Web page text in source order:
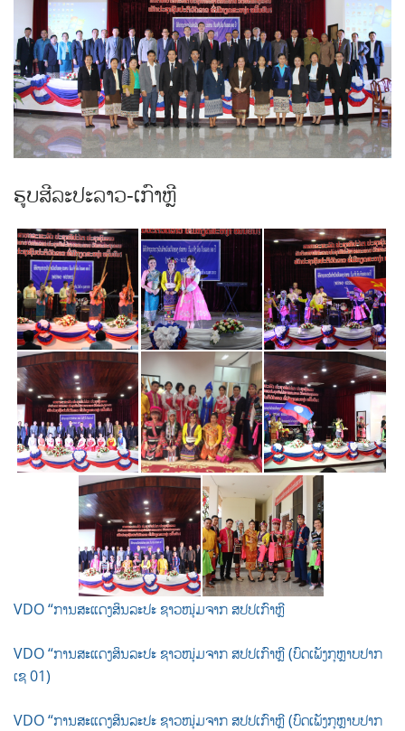
ຮູບສີລະປະລາວ-ເກົາຫຼີ
VDO “ການສະແດງສິນລະປະ ຊາວໜຸ່ມຈາກ ສປປເກົາຫຼີ
VDO “ການສະແດງສິນລະປະ ຊາວໜຸ່ມຈາກ ສປປເກົາຫຼີ (ບົດເພັງກຸຫຼາບປາກ
ເຊ 01)
VDO “ການສະແດງສິນລະປະ ຊາວໜຸ່ມຈາກ ສປປເກົາຫຼີ (ບົດເພັງກຸຫຼາບປາກ